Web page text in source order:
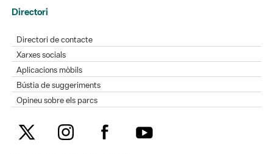
Directori
Directori de contacte
Xarxes socials
Aplicacions mòbils
Bústia de suggeriments
Opineu sobre els parcs